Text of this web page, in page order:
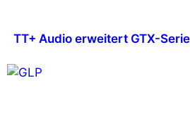
TT+ Audio erweitert GTX-Serie